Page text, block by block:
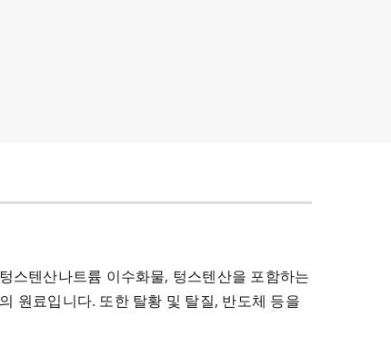
스텐산나트륨 이수화물, 텅스텐산을 포함하는
원료입니다. 또한 탈황 및 탈질, 반도체 등을